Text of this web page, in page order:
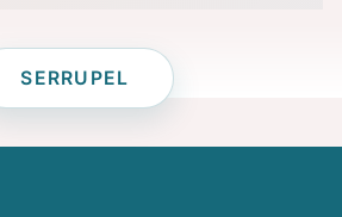
SERRUPEL